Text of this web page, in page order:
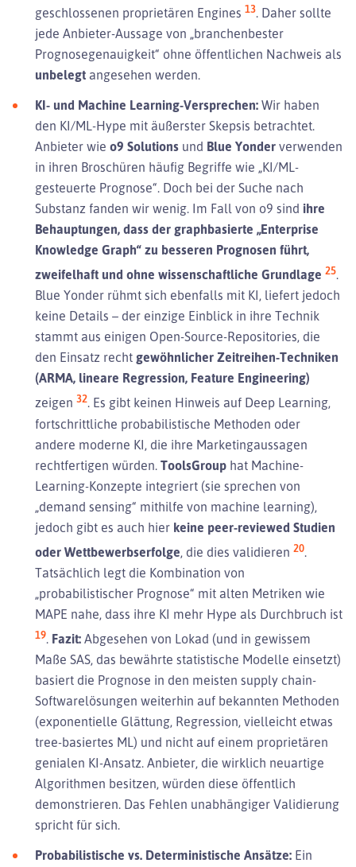
geschlossenen proprietären Engines 13. Daher sollte
jede Anbieter-Aussage von „branchenbester
Prognosegenauigkeit“ ohne öffentlichen Nachweis als
unbelegt angesehen werden.
KI- und Machine Learning-Versprechen: Wir haben
den KI/ML-Hype mit äußerster Skepsis betrachtet.
Anbieter wie o9 Solutions und Blue Yonder verwenden
in ihren Broschüren häufig Begriffe wie „KI/ML-
gesteuerte Prognose“. Doch bei der Suche nach
Substanz fanden wir wenig. Im Fall von o9 sind ihre
Behauptungen, dass der graphbasierte „Enterprise
Knowledge Graph“ zu besseren Prognosen führt,
zweifelhaft und ohne wissenschaftliche Grundlage 25.
Blue Yonder rühmt sich ebenfalls mit KI, liefert jedoch
keine Details – der einzige Einblick in ihre Technik
stammt aus einigen Open-Source-Repositories, die
den Einsatz recht gewöhnlicher Zeitreihen-Techniken
(ARMA, lineare Regression, Feature Engineering)
zeigen 32. Es gibt keinen Hinweis auf Deep Learning,
fortschrittliche probabilistische Methoden oder
andere moderne KI, die ihre Marketingaussagen
rechtfertigen würden. ToolsGroup hat Machine-
Learning-Konzepte integriert (sie sprechen von
„demand sensing“ mithilfe von machine learning),
jedoch gibt es auch hier keine peer-reviewed Studien
oder Wettbewerbserfolge, die dies validieren 20.
Tatsächlich legt die Kombination von
„probabilistischer Prognose“ mit alten Metriken wie
MAPE nahe, dass ihre KI mehr Hype als Durchbruch ist
19. Fazit: Abgesehen von Lokad (und in gewissem
Maße SAS, das bewährte statistische Modelle einsetzt)
basiert die Prognose in den meisten supply chain-
Softwarelösungen weiterhin auf bekannten Methoden
(exponentielle Glättung, Regression, vielleicht etwas
tree-basiertes ML) und nicht auf einem proprietären
genialen KI-Ansatz. Anbieter, die wirklich neuartige
Algorithmen besitzen, würden diese öffentlich
demonstrieren. Das Fehlen unabhängiger Validierung
spricht für sich.
Probabilistische vs. Deterministische Ansätze: Ein